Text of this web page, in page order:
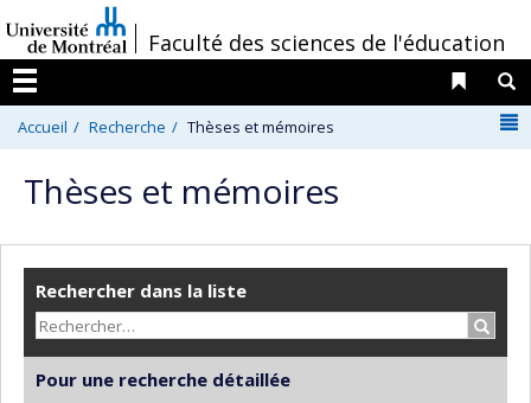
au
contenu
/Faculté des sciences de l'éducation
Menu
Liens
Accueil Recherche Thèses et mémoires
Thèses et mémoires
Rechercher dans la liste
Pour une recherche détaillée